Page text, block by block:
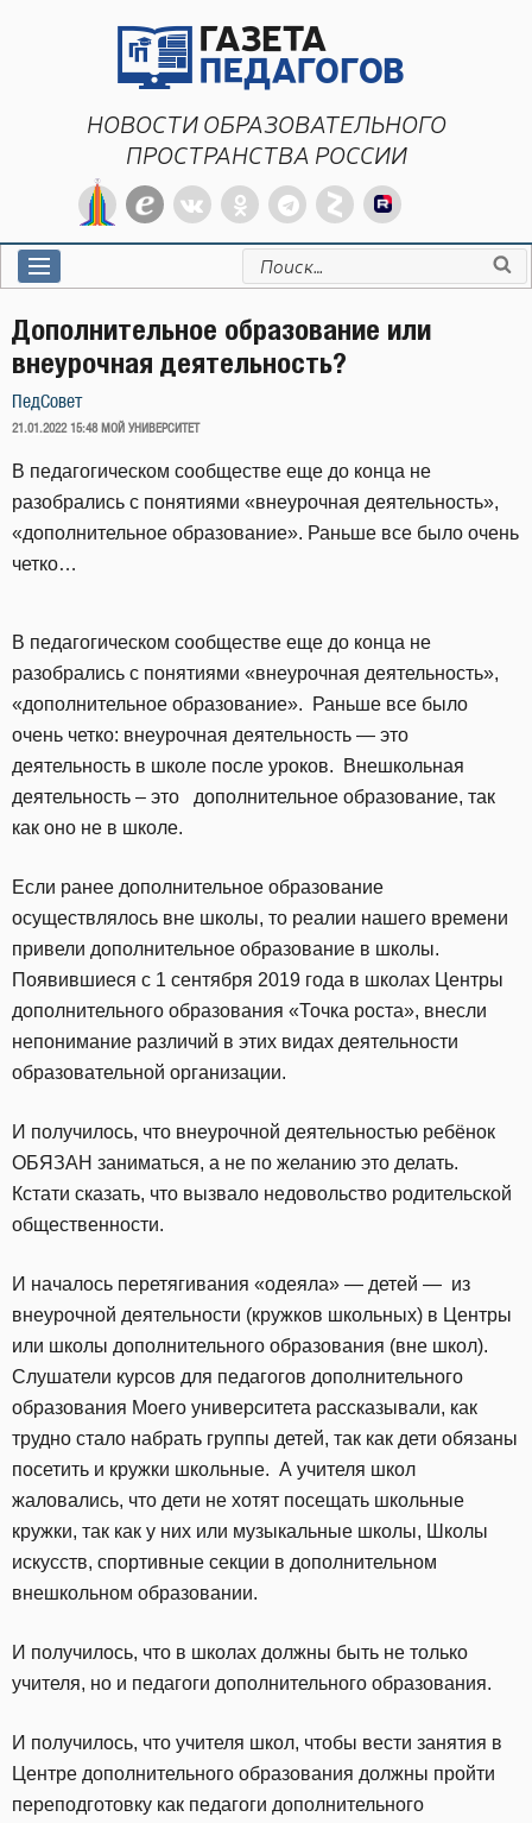
НОВОСТИ ОБРАЗОВАТЕЛЬНОГО
ПРОСТРАНСТВА РОССИИ
Искать:
Дополнительное образование или
внеурочная деятельность?
ПедСовет
ОПУБЛИКОВАНО
21.01.2022 15:48 МОЙ УНИВЕРСИТЕТ
В педагогическом сообществе еще до конца не
разобрались с понятиями «внеурочная деятельность»,
«дополнительное образование». Раньше все было очень
четко…
В педагогическом сообществе еще до конца не
разобрались с понятиями «внеурочная деятельность»,
«дополнительное образование». Раньше все было
очень четко: внеурочная деятельность — это
деятельность в школе после уроков. Внешкольная
деятельность – это дополнительное образование, так
как оно не в школе.
Если ранее дополнительное образование
осуществлялось вне школы, то реалии нашего времени
привели дополнительное образование в школы.
Появившиеся с 1 сентября 2019 года в школах Центры
дополнительного образования «Точка роста», внесли
непонимание различий в этих видах деятельности
образовательной организации.
И получилось, что внеурочной деятельностью ребёнок
ОБЯЗАН заниматься, а не по желанию это делать.
Кстати сказать, что вызвало недовольство родительской
общественности.
И началось перетягивания «одеяла» — детей — из
внеурочной деятельности (кружков школьных) в Центры
или школы дополнительного образования (вне школ).
Слушатели курсов для педагогов дополнительного
образования Моего университета рассказывали, как
трудно стало набрать группы детей, так как дети обязаны
посетить и кружки школьные. А учителя школ
жаловались, что дети не хотят посещать школьные
кружки, так как у них или музыкальные школы, Школы
искусств, спортивные секции в дополнительном
внешкольном образовании.
И получилось, что в школах должны быть не только
учителя, но и педагоги дополнительного образования.
И получилось, что учителя школ, чтобы вести занятия в
Центре дополнительного образования должны пройти
переподготовку как педагоги дополнительного